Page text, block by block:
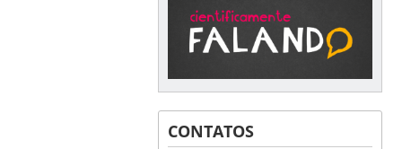
CONTATOS